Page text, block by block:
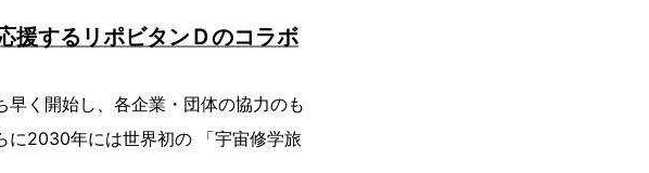
援するリポビタンＤのコラボ
く開始し、各企業・団体の協力のも
に2030年には世界初の 「宇宙修学旅